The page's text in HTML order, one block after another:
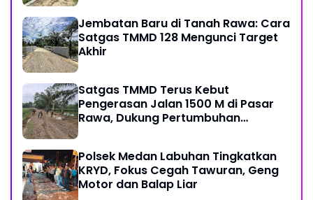
Jembatan Baru di Tanah Rawa: Cara
Satgas TMMD 128 Mengunci Target
Akhir
Satgas TMMD Terus Kebut
Pengerasan Jalan 1500 M di Pasar
Rawa, Dukung Pertumbuhan
Polsek Medan Labuhan Tingkatkan
KRYD, Fokus Cegah Tawuran, Geng
Motor dan Balap Liar